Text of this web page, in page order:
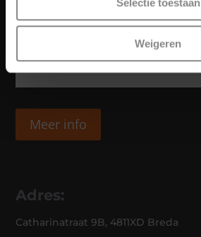
Weigeren
Meer info
Adres:
Catharinatraat 9B, 4811XD Breda